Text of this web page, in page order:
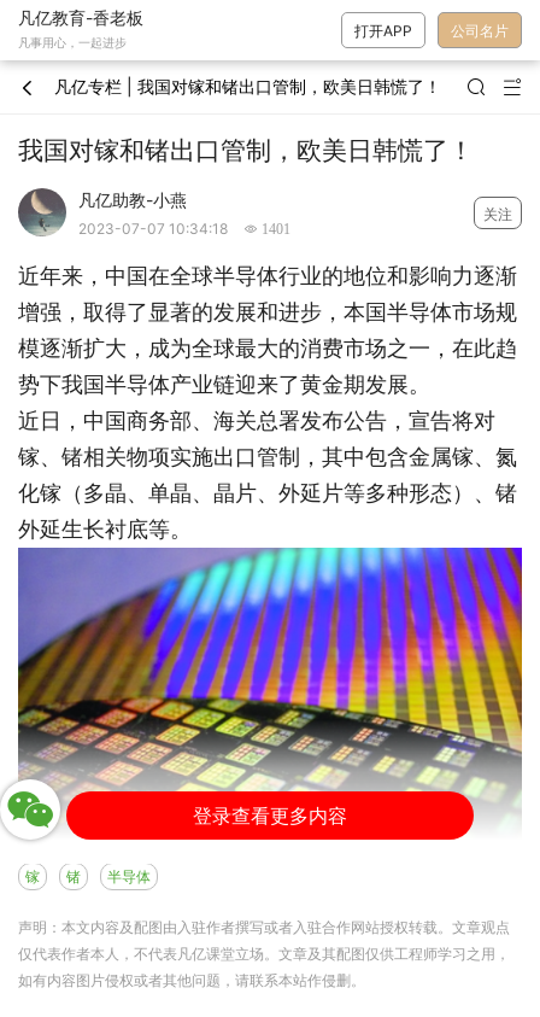
凡亿教育-香老板
凡事用心，一起进步
打开APP 公司名片
 凡亿专栏 | 我国对镓和锗出口管制，欧美日韩慌了！  
我国对镓和锗出口管制，欧美日韩慌了！
凡亿助教-小燕
2023-07-07 10:34:18  1401
关注
近年来，中国在全球半导体行业的地位和影响力逐渐
增强，取得了显著的发展和进步，本国半导体市场规
模逐渐扩大，成为全球最大的消费市场之一，在此趋
势下我国半导体产业链迎来了黄金期发展。
近日，中国商务部、海关总署发布公告，宣告将对
镓、锗相关物项实施出口管制，其中包含金属镓、氮
化镓（多晶、单晶、晶片、外延片等多种形态）、锗
外延生长衬底等。
据了解，该政策是：镓、锗相关物这类产品出口经营
者应按照相关规定办理出口许可手续，通过省级商务
主管部门向商务部提出申请，填写两用物项和技术出
登录查看更多内容
镓 锗 半导体
声明：本文内容及配图由入驻作者撰写或者入驻合作网站授权转载。文章观点
仅代表作者本人，不代表凡亿课堂立场。文章及其配图仅供工程师学习之用，
如有内容图片侵权或者其他问题，请联系本站作侵删。